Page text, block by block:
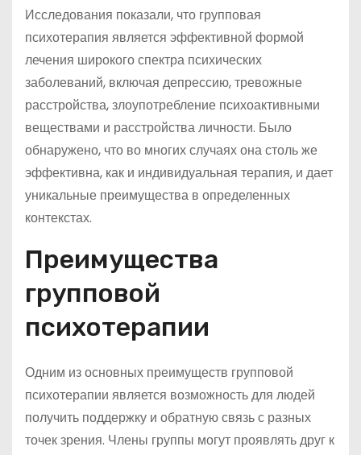
Исследования показали, что групповая
психотерапия является эффективной формой
лечения широкого спектра психических
заболеваний, включая депрессию, тревожные
расстройства, злоупотребление психоактивными
веществами и расстройства личности. Было
обнаружено, что во многих случаях она столь же
эффективна, как и индивидуальная терапия, и дает
уникальные преимущества в определенных
контекстах.
Преимущества
групповой
психотерапии
Одним из основных преимуществ групповой
психотерапии является возможность для людей
получить поддержку и обратную связь с разных
точек зрения. Члены группы могут проявлять друг к